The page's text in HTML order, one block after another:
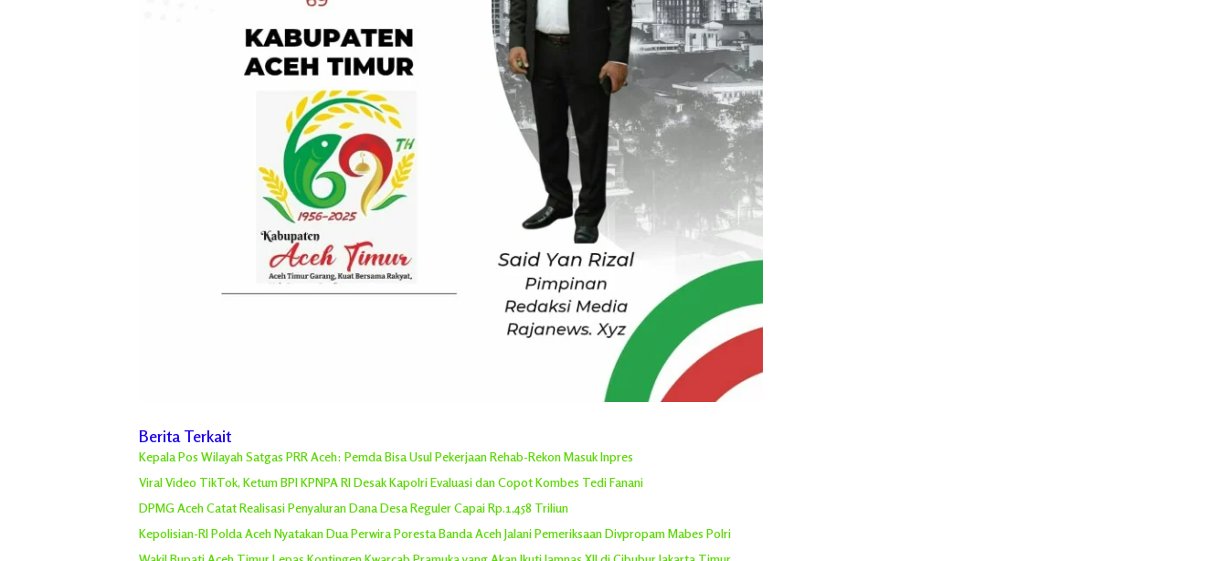
Berita Terkait
Kepala Pos Wilayah Satgas PRR Aceh: Pemda Bisa Usul Pekerjaan Rehab-Rekon Masuk Inpres
Viral Video TikTok, Ketum BPI KPNPA RI Desak Kapolri Evaluasi dan Copot Kombes Tedi Fanani
DPMG Aceh Catat Realisasi Penyaluran Dana Desa Reguler Capai Rp.1,458 Triliun
Kepolisian-RI Polda Aceh Nyatakan Dua Perwira Poresta Banda Aceh Jalani Pemeriksaan Divpropam Mabes Polri